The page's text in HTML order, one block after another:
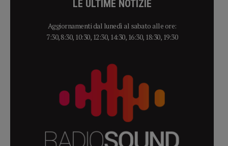
LE ULTIME NOTIZIE
Aggiornamenti dal lunedì al sabato alle ore:
7:30, 8:30, 10:30, 12:30, 14:30, 16:30, 18:30, 19:30